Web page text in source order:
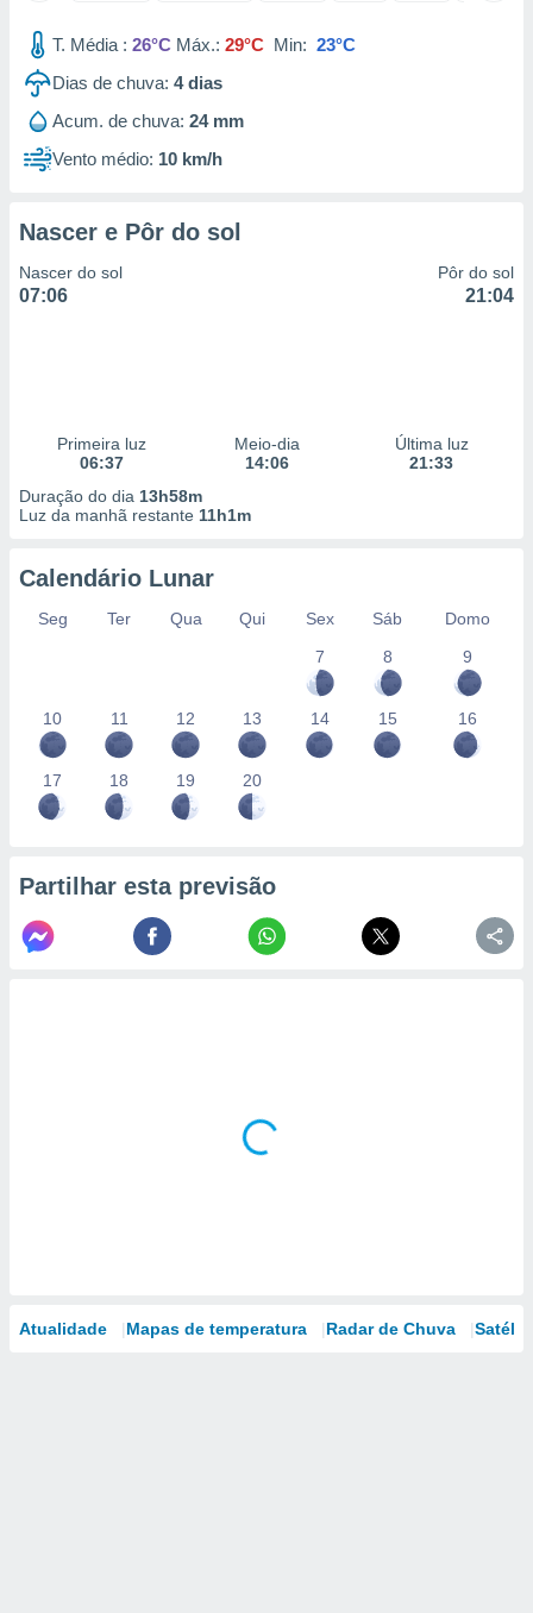
utilizar
criar
medir
da
medir o
fontes,
e melhorar
dados
estudos
T. Média : 26°C Máx.: 29°C Min: 23°C
Dias de chuva: 4dias
Acum. de chuva: 24 mm
Vento médio: 10 km/h
Nascer e Pôr do sol
Nascer do sol
07:06
Pôr do sol
21:04
Primeira luz
06:37
Meio-dia
14:06
Última luz
21:33
Duração do dia 13h58m
Luz da manhã restante 11h1m
Calendário Lunar
Seg Ter Qua Qui Sex Sáb
Domo
7
8 9
10 11 12 13 14 15 16
17 18 19 20
Partilhar esta previsão
Atualidade Mapas de temperatura Radar de Chuva